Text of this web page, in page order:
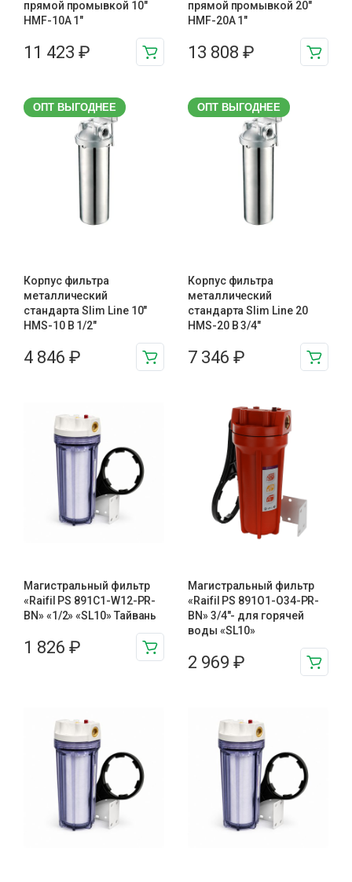
прямой промывкой 10″
HMF-10A 1″
11 423 ₽
прямой промывкой 20″
HMF-20A 1″
13 808 ₽
ОПТ ВЫГОДНЕЕ
Корпус фильтра
металлический
стандарта Slim Line 10″
HMS-10 B 1/2″
4 846 ₽
ОПТ ВЫГОДНЕЕ
Корпус фильтра
металлический
стандарта Slim Line 20
HMS-20 B 3/4″
7 346 ₽
Магистральный фильтр
«Raifil PS 891C1-W12-PR-
BN» «1/2» «SL10» Тайвань
1 826 ₽
Магистральный фильтр
«Raifil PS 891O1-O34-PR-
BN» 3/4″- для горячей
воды «SL10»
2 969 ₽